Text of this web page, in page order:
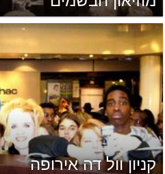
קניון וול דה אירופה